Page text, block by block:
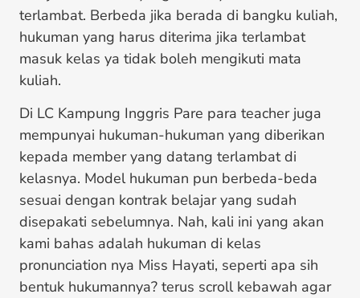
terlambat. Berbeda jika berada di bangku kuliah,
hukuman yang harus diterima jika terlambat
masuk kelas ya tidak boleh mengikuti mata
kuliah.
Di LC Kampung Inggris Pare para teacher juga
mempunyai hukuman-hukuman yang diberikan
kepada member yang datang terlambat di
kelasnya. Model hukuman pun berbeda-beda
sesuai dengan kontrak belajar yang sudah
disepakati sebelumnya. Nah, kali ini yang akan
kami bahas adalah hukuman di kelas
pronunciation nya Miss Hayati, seperti apa sih
bentuk hukumannya? terus scroll kebawah agar